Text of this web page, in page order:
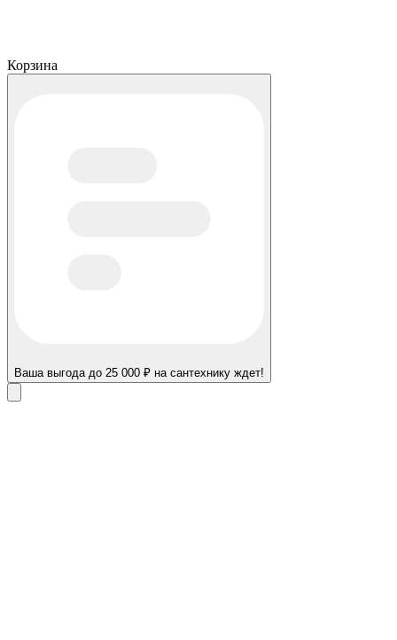
Корзина
Ваша выгода до 25 000 ₽ на сантехнику ждет!